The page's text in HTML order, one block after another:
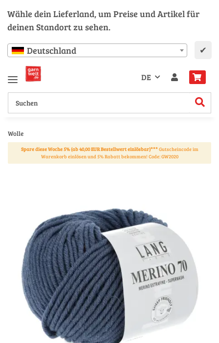
Wähle dein Lieferland, um Preise und Artikel für
deinen Standort zu sehen.
Deutschland ✔
DE
Wolle
Spare diese Woche 5% (ab 40,00 EUR Bestellwert einlösbar)***Gutscheincode im
Warenkorb einlösen und 5% Rabatt bekommen! Code: GW2020